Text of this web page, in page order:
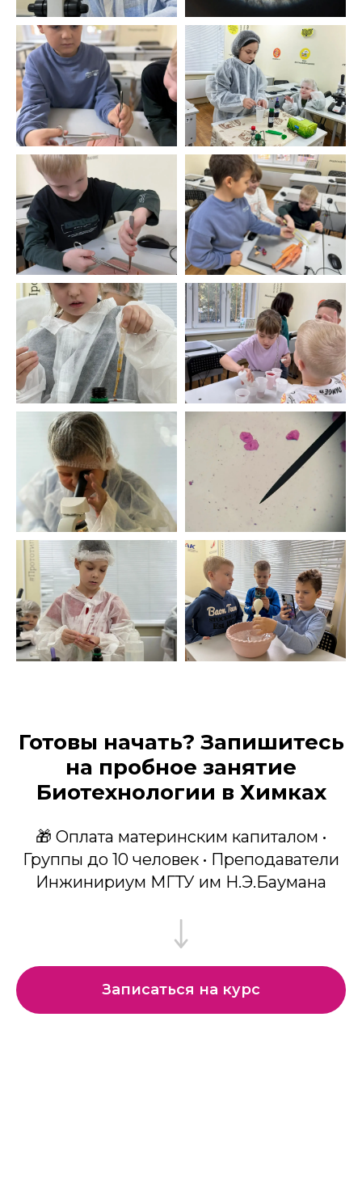
Готовы начать? Запишитесь
на пробное занятие
Биотехнологии в Химках
🎁 Оплата материнским капиталом •
Группы до 10 человек • Преподаватели
Инжинириум МГТУ им Н.Э.Баумана
Записаться на курс